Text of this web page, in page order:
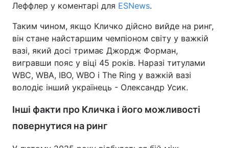
Леффлер у коментарі для ESNews.
Таким чином, якщо Кличко дійсно вийде на ринг,
він стане найстаршим чемпіоном світу у важкій
вазі, який досі тримає Джордж Форман,
вигравши пояс у віці 45 років. Наразі титулами
WBC, WBA, IBO, WBO і The Ring у важкій вазі
володіє інший українець - Олександр Усик.
Інші факти про Кличка і його можливості
повернутися на ринг